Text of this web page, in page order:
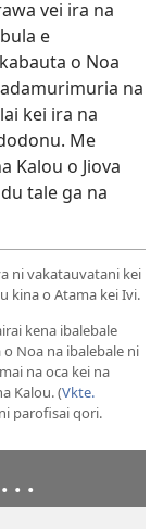
vei ira na
e
o Noa
na
kei ira na
Me
Kalou o Jiova
tale ga na
ni vakatauvatani kei
kina o Atama kei Ivi.
kena ibalebale
Noa na ibalebale ni
na oca kei na
Kalou. (Vkte.
parofisai qori.
. .